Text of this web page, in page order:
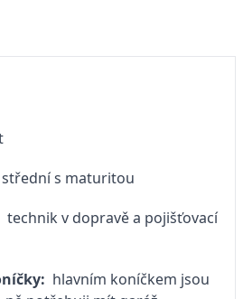
střední s maturitou
technik v dopravě a pojišťovací
hlavním koníčkem jsou